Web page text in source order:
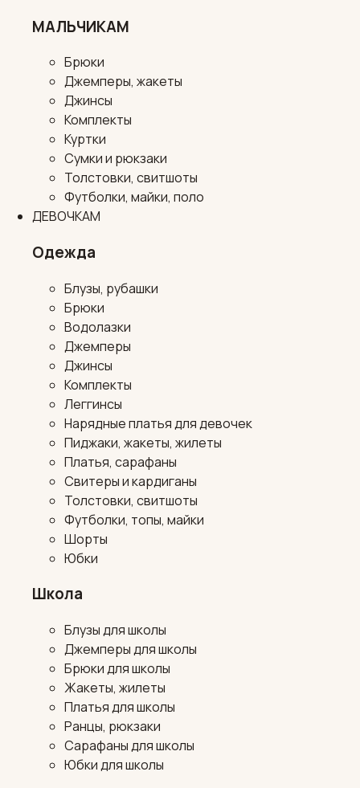
МАЛЬЧИКАМ
Брюки
Джемперы, жакеты
Джинсы
Комплекты
Куртки
Сумки и рюкзаки
Толстовки, свитшоты
Футболки, майки, поло
ДЕВОЧКАМ
Одежда
Блузы, рубашки
Брюки
Водолазки
Джемперы
Джинсы
Комплекты
Леггинсы
Нарядные платья для девочек
Пиджаки, жакеты, жилеты
Платья, сарафаны
Свитеры и кардиганы
Толстовки, свитшоты
Футболки, топы, майки
Шорты
Юбки
Школа
Блузы для школы
Джемперы для школы
Брюки для школы
Жакеты, жилеты
Платья для школы
Ранцы, рюкзаки
Сарафаны для школы
Юбки для школы